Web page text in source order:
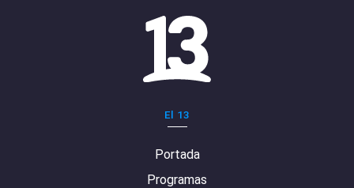
El 13
Portada
Programas